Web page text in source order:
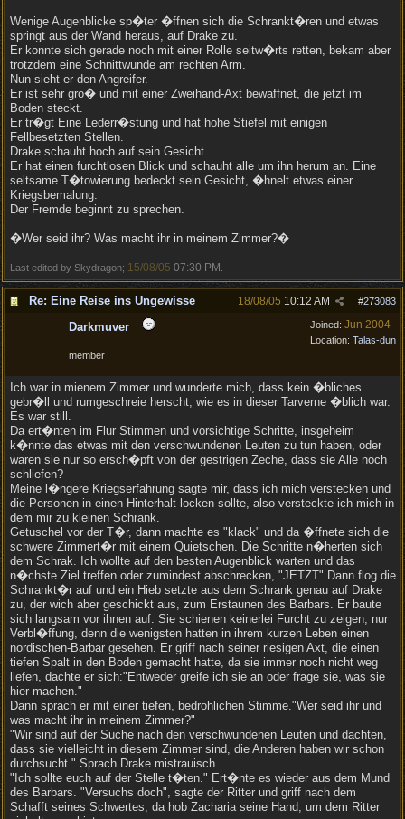
Wenige Augenblicke sp�ter �ffnen sich die Schrankt�ren und etwas
springt aus der Wand heraus, auf Drake zu.
Er konnte sich gerade noch mit einer Rolle seitw�rts retten, bekam aber
trotzdem eine Schnittwunde am rechten Arm.
Nun sieht er den Angreifer.
Er ist sehr gro� und mit einer Zweihand-Axt bewaffnet, die jetzt im
Boden steckt.
Er tr�gt Eine Lederr�stung und hat hohe Stiefel mit einigen
Fellbesetzten Stellen.
Drake schauht hoch auf sein Gesicht.
Er hat einen furchtlosen Blick und schauht alle um ihn herum an. Eine
seltsame T�towierung bedeckt sein Gesicht, �hnelt etwas einer
Kriegsbemalung.
Der Fremde beginnt zu sprechen.
�Wer seid ihr? Was macht ihr in meinem Zimmer?�
Last edited by Skydragon; 15/08/05 07:30 PM
Re: Eine Reise ins Ungewisse #273083
18/08/05 10:12 AM
Joined: Jun 2004
Location: Talas-dun
Darkmuver
member
Ich war in mienem Zimmer und wunderte mich, dass kein �bliches
gebr�ll und rumgeschreie herscht, wie es in dieser Tarverne �blich war.
Es war still.
Da ert�nten im Flur Stimmen und vorsichtige Schritte, insgeheim
k�nnte das etwas mit den verschwundenen Leuten zu tun haben, oder
waren sie nur so ersch�pft von der gestrigen Zeche, dass sie Alle noch
schliefen?
Meine l�ngere Kriegserfahrung sagte mir, dass ich mich verstecken und
die Personen in einen Hinterhalt locken sollte, also versteckte ich mich in
dem mir zu kleinen Schrank.
Getuschel vor der T�r, dann machte es "klack" und da �ffnete sich die
schwere Zimmert�r mit einem Quietschen. Die Schritte n�herten sich
dem Schrak. Ich wollte auf den besten Augenblick warten und das
n�chste Ziel treffen oder zumindest abschrecken, "JETZT" Dann flog die
Schrankt�r auf und ein Hieb setzte aus dem Schrank genau auf Drake
zu, der wich aber geschickt aus, zum Erstaunen des Barbars. Er baute
sich langsam vor ihnen auf. Sie schienen keinerlei Furcht zu zeigen, nur
Verbl�ffung, denn die wenigsten hatten in ihrem kurzen Leben einen
nordischen-Barbar gesehen. Er griff nach seiner riesigen Axt, die einen
tiefen Spalt in den Boden gemacht hatte, da sie immer noch nicht weg
liefen, dachte er sich:"Entweder greife ich sie an oder frage sie, was sie
hier machen."
Dann sprach er mit einer tiefen, bedrohlichen Stimme."Wer seid ihr und
was macht ihr in meinem Zimmer?"
"Wir sind auf der Suche nach den verschwundenen Leuten und dachten,
dass sie vielleicht in diesem Zimmer sind, die Anderen haben wir schon
durchsucht." Sprach Drake mistrauisch.
"Ich sollte euch auf der Stelle t�ten." Ert�nte es wieder aus dem Mund
des Barbars. "Versuchs doch", sagte der Ritter und griff nach dem
Schafft seines Schwertes, da hob Zacharia seine Hand, um dem Ritter